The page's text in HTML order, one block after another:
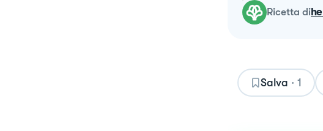
ricetta di
Salva · 1